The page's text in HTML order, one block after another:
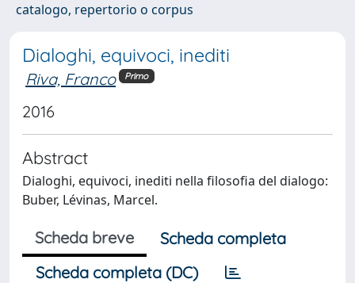
catalogo, repertorio o corpus
Dialoghi, equivoci, inediti
Riva, Franco Primo
2016
Abstract
Dialoghi, equivoci, inediti nella filosofia del dialogo:
Buber, Lévinas, Marcel.
Scheda breve
Scheda completa
Scheda completa (DC)